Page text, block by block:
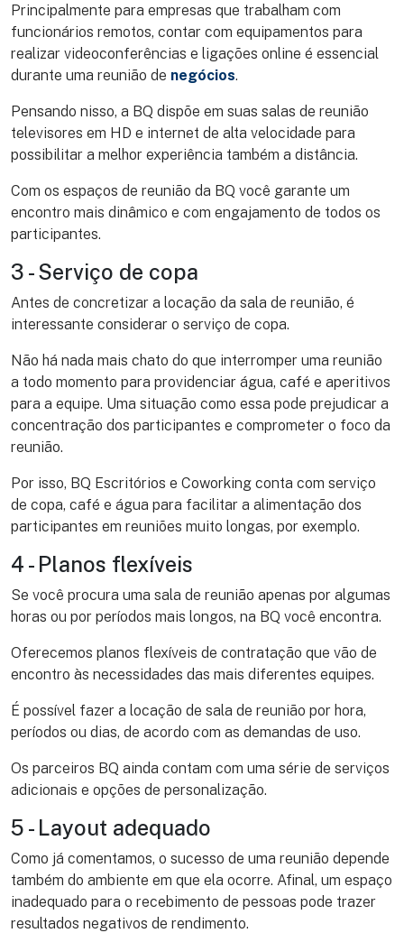
Principalmente para empresas que trabalham com
funcionários remotos, contar com equipamentos para
realizar videoconferências e ligações online é essencial
durante uma reunião de negócios.
Pensando nisso, a BQ dispõe em suas salas de reunião
televisores em HD e internet de alta velocidade para
possibilitar a melhor experiência também a distância.
Com os espaços de reunião da BQ você garante um
encontro mais dinâmico e com engajamento de todos os
participantes.
3 - Serviço de copa
Antes de concretizar a locação da sala de reunião, é
interessante considerar o serviço de copa.
Não há nada mais chato do que interromper uma reunião
a todo momento para providenciar água, café e aperitivos
para a equipe. Uma situação como essa pode prejudicar a
concentração dos participantes e comprometer o foco da
reunião.
Por isso, BQ Escritórios e Coworking conta com serviço
de copa, café e água para facilitar a alimentação dos
participantes em reuniões muito longas, por exemplo.
4 - Planos flexíveis
Se você procura uma sala de reunião apenas por algumas
horas ou por períodos mais longos, na BQ você encontra.
Oferecemos planos flexíveis de contratação que vão de
encontro às necessidades das mais diferentes equipes.
É possível fazer a locação de sala de reunião por hora,
períodos ou dias, de acordo com as demandas de uso.
Os parceiros BQ ainda contam com uma série de serviços
adicionais e opções de personalização.
5 - Layout adequado
Como já comentamos, o sucesso de uma reunião depende
também do ambiente em que ela ocorre. Afinal, um espaço
inadequado para o recebimento de pessoas pode trazer
resultados negativos de rendimento.